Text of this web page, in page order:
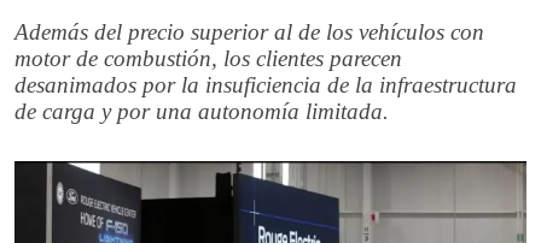
Además del precio superior al de los vehículos con
motor de combustión, los clientes parecen
desanimados por la insuficiencia de la infraestructura
de carga y por una autonomía limitada.